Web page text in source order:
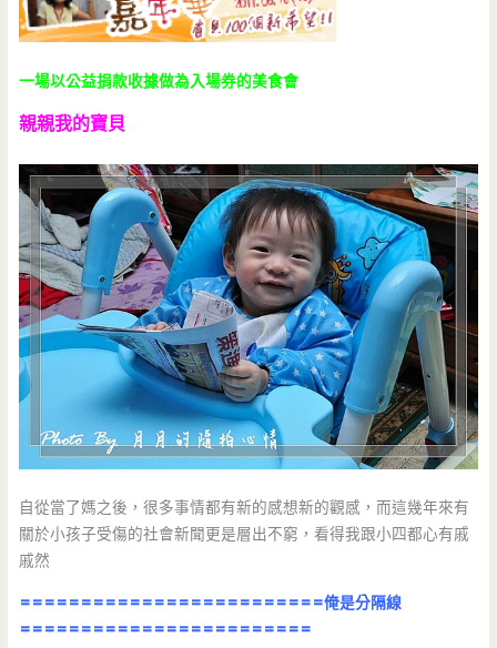
一場以公益捐款收據做為入場券的美食會
親親我的寶貝
自從當了媽之後，很多事情都有新的感想新的觀感，而這幾年來有
關於小孩子受傷的社會新聞更是層出不窮，看得我跟小四都心有戚
戚然
=========================俺是分隔線
========================